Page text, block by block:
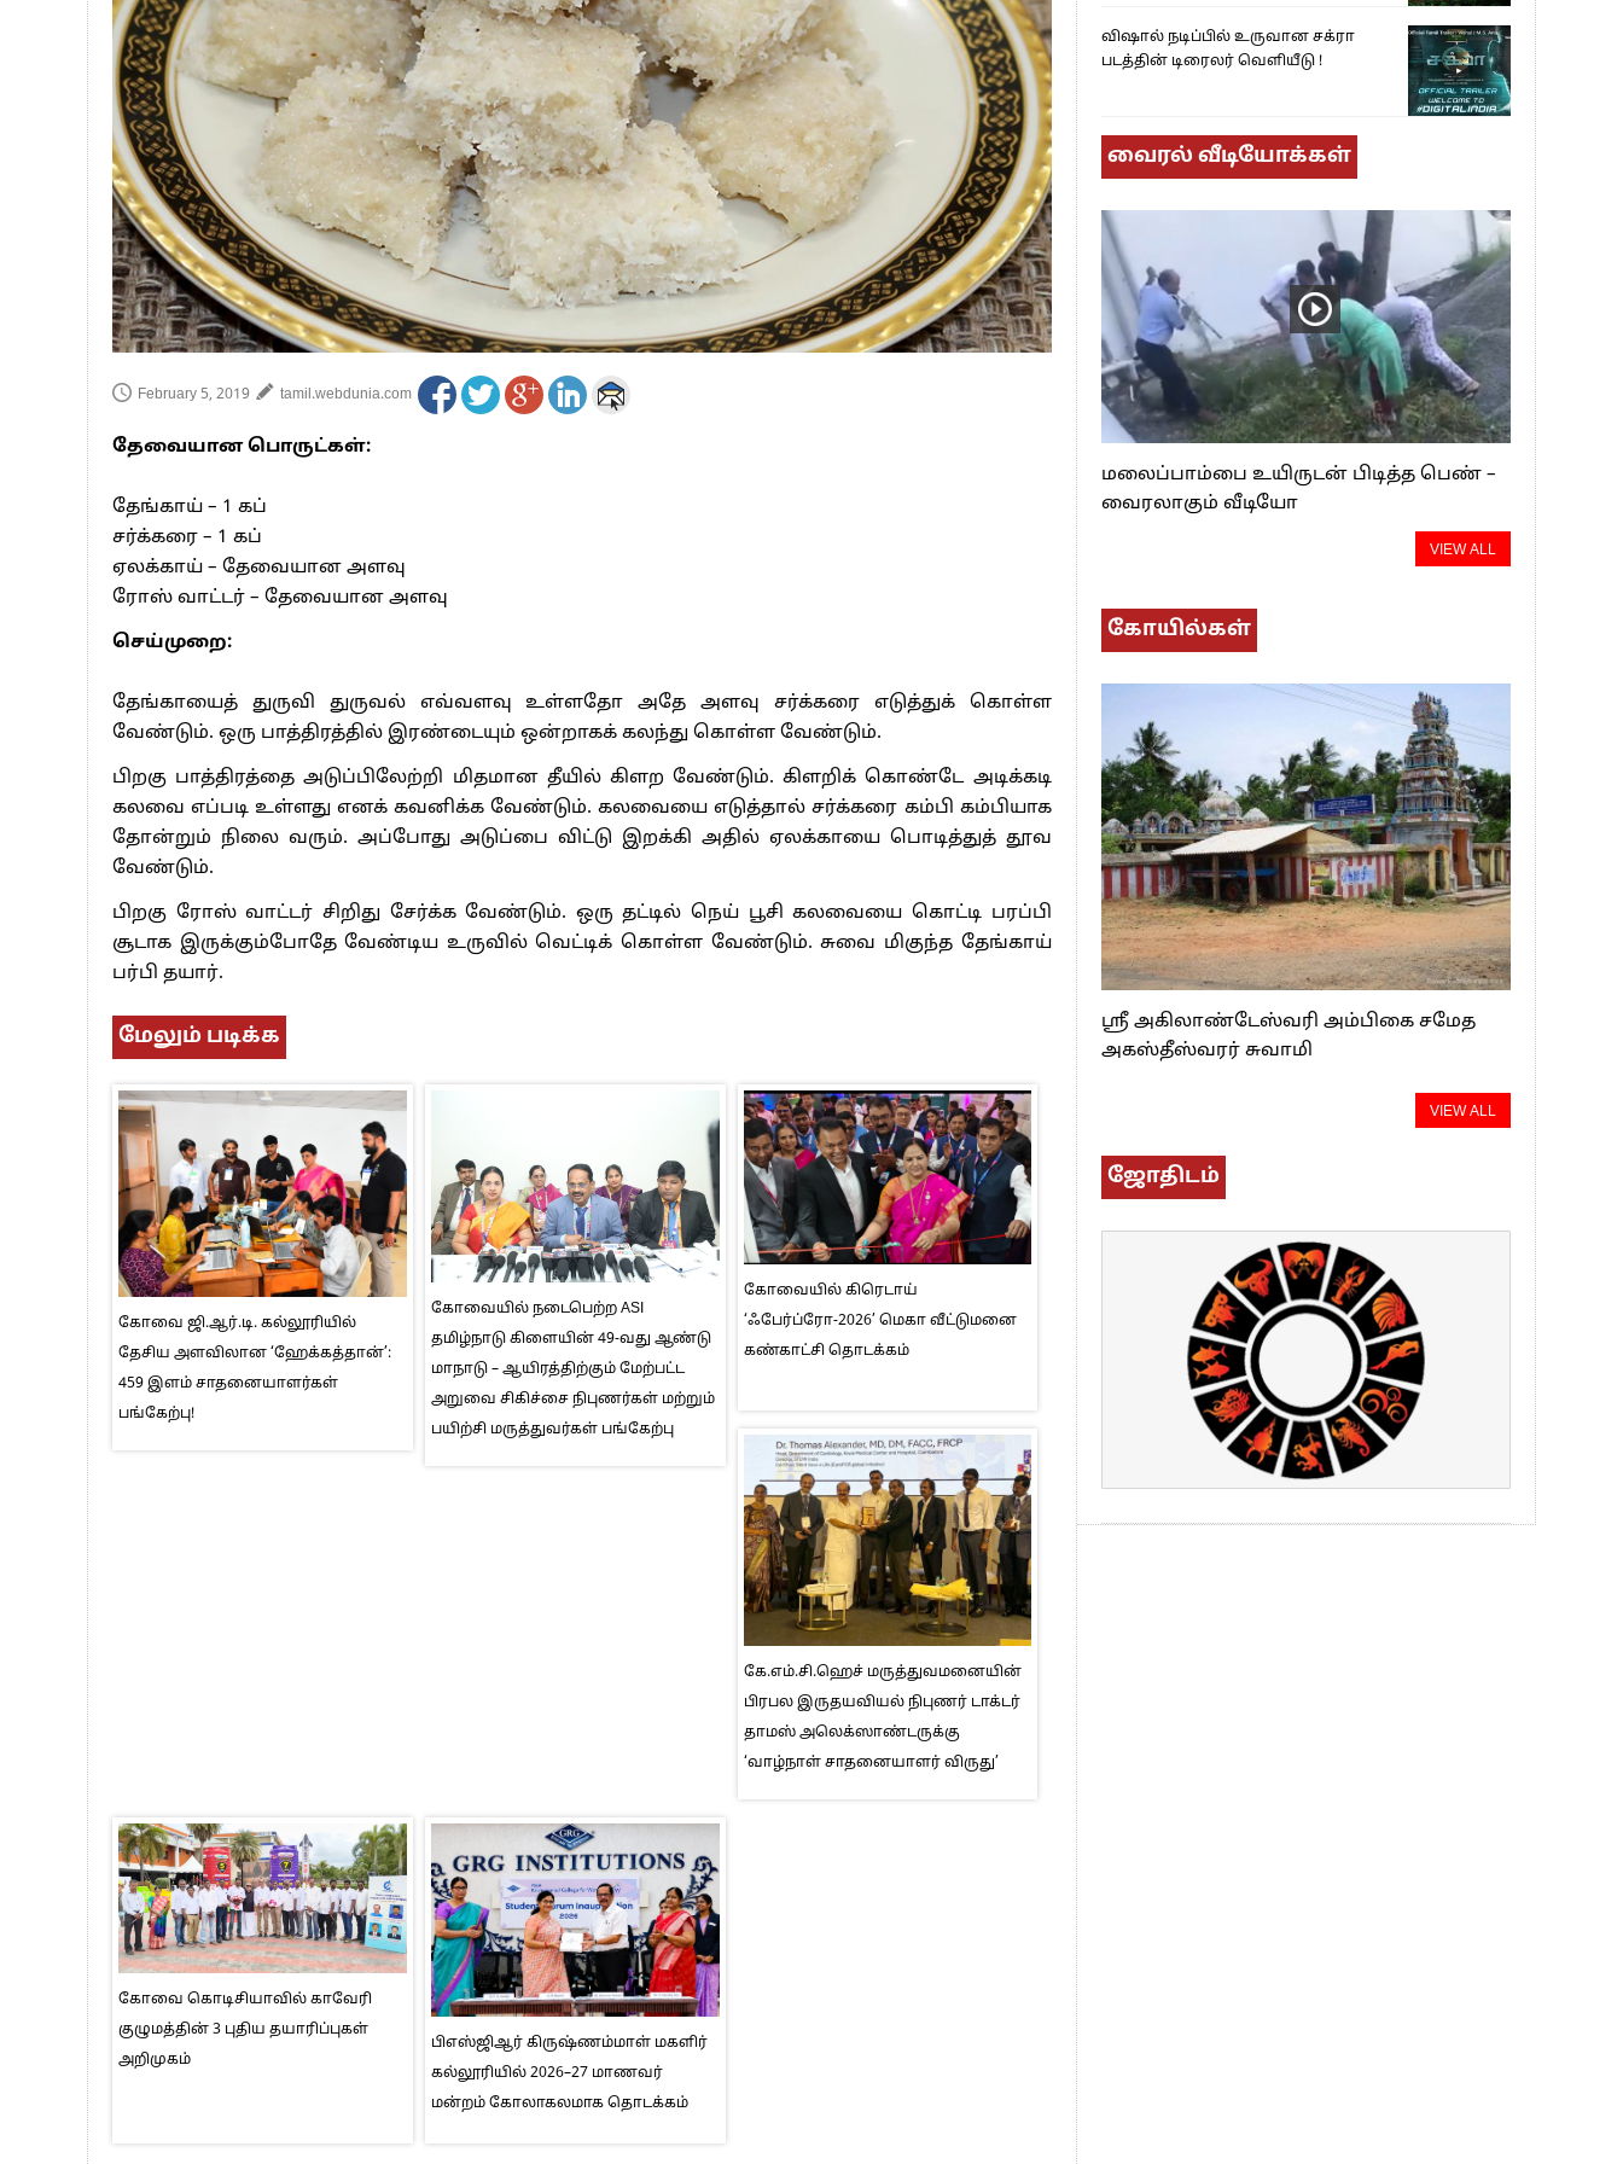
பாகிஸ்தானின் அணு ஆயுத மிரட்டலுக்கு அஞ்சமாட்டோம் – இந்தியா
மத்திய ஆசிரியர் தகுதித் தேர்வு: பட்டதாரிகள் அக்.16 வரை விண்ணப்பிக்கலாம்
தமிழக சட்டப்பேரவையில் காலியிடங்கள் 6 ஆக உயர்வு
February 5, 2019 tamil.webdunia.com
தேவையான பொருட்கள்:
தேங்காய் – 1 கப்
சர்க்கரை – 1 கப்
ஏலக்காய் – தேவையான அளவு
ரோஸ் வாட்டர் – தேவையான அளவு
செய்முறை:
தேங்காயைத் துருவி துருவல் எவ்வளவு உள்ளதோ அதே அளவு சர்க்கரை எடுத்துக் கொள்ள
வேண்டும். ஒரு பாத்திரத்தில் இரண்டையும் ஒன்றாகக் கலந்து கொள்ள வேண்டும்.
பிறகு பாத்திரத்தை அடுப்பிலேற்றி மிதமான தீயில் கிளற வேண்டும். கிளறிக் கொண்டே அடிக்கடி
கலவை எப்படி உள்ளது எனக் கவனிக்க வேண்டும். கலவையை எடுத்தால் சர்க்கரை கம்பி கம்பியாக
தோன்றும் நிலை வரும். அப்போது அடுப்பை விட்டு இறக்கி அதில் ஏலக்காயை பொடித்துத் தூவ
வேண்டும்.
பிறகு ரோஸ் வாட்டர் சிறிது சேர்க்க வேண்டும். ஒரு தட்டில் நெய் பூசி கலவையை கொட்டி பரப்பி
சூடாக இருக்கும்போதே வேண்டிய உருவில் வெட்டிக் கொள்ள வேண்டும். சுவை மிகுந்த தேங்காய்
பர்பி தயார்.
மேலும் படிக்க
கோவை ஜி.ஆர்.டி. கல்லூரியில்
தேசிய அளவிலான ‘ஹேக்கத்தான்’:
459 இளம் சாதனையாளர்கள்
பங்கேற்பு!
கோவையில் நடைபெற்ற ASI
தமிழ்நாடு கிளையின் 49-வது ஆண்டு
மாநாடு – ஆயிரத்திற்கும் மேற்பட்ட
அறுவை சிகிச்சை நிபுணர்கள் மற்றும்
பயிற்சி மருத்துவர்கள் பங்கேற்பு
கோவையில் கிரெடாய்
‘ஃபேர்ப்ரோ-2026’ மெகா வீட்டுமனை
கண்காட்சி தொடக்கம்
கே.எம்.சி.ஹெச் மருத்துவமனையின்
பிரபல இருதயவியல் நிபுணர் டாக்டர்
தாமஸ் அலெக்ஸாண்டருக்கு
‘வாழ்நாள் சாதனையாளர் விருது’
கோவை கொடிசியாவில் காவேரி
குழுமத்தின் 3 புதிய தயாரிப்புகள்
அறிமுகம்
பிஎஸ்ஜிஆர் கிருஷ்ணம்மாள் மகளிர்
கல்லூரியில் 2026–27 மாணவர்
மன்றம் கோலாகலமாக தொடக்கம்
விஷால் நடிப்பில் உருவான சக்ரா
படத்தின் டிரைலர் வெளியீடு !
வைரல் வீடியோக்கள்
மலைப்பாம்பை உயிருடன் பிடித்த பெண் –
வைரலாகும் வீடியோ
VIEW ALL
கோயில்கள்
ஸ்ரீ அகிலாண்டேஸ்வரி அம்பிகை சமேத
அகஸ்தீஸ்வரர் சுவாமி
VIEW ALL
ஜோதிடம்